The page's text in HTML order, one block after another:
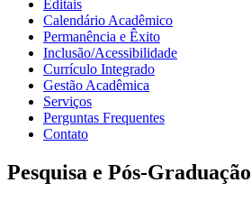
Editais
Calendário Acadêmico
Permanência e Êxito
Inclusão/Acessibilidade
Currículo Integrado
Gestão Acadêmica
Serviços
Perguntas Frequentes
Contato
Pesquisa e Pós-Graduação